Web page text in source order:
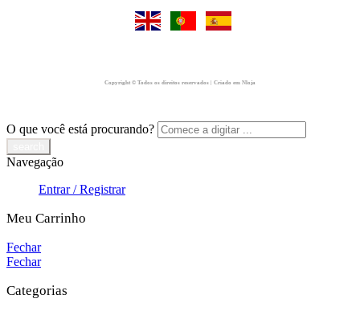
Copyright © Todos os direitos reservados | Criado em Nloja
O que você está procurando?
Navegação
Entrar / Registrar
Meu Carrinho
Fechar
Fechar
Categorias